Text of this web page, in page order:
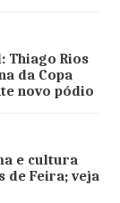
Thiago Rios
da Copa
novo pódio
e cultura
de Feira; veja